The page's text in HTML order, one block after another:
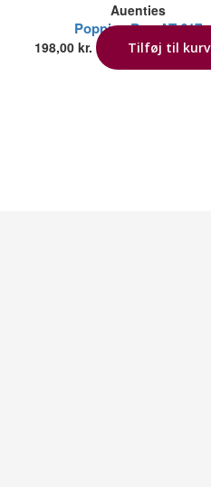
Auenties
Poppins Bag AT 617
198,00 kr. Tilføj til kurv